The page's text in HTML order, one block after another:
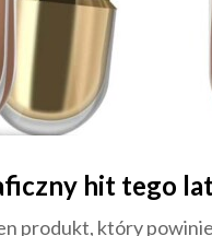
hit tego
produkt, który